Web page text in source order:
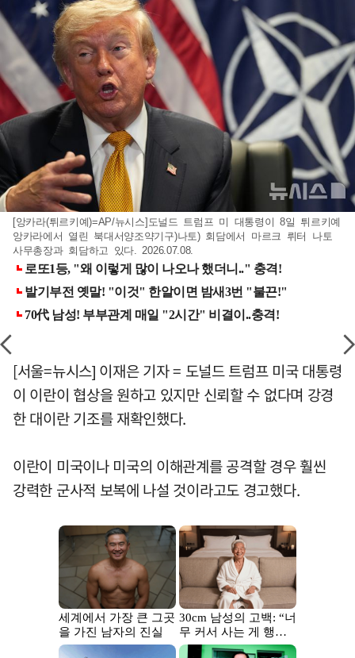
[앙카라(튀르키예)=AP/뉴시스]도널드 트럼프 미 대통령이 8일 튀르키예
앙카라에서 열린 북대서양조약기구)나토) 회담에서 마르크 뤼터 나토
사무총장과 회담하고 있다. 2026.07.08.
[서울=뉴시스] 이재은 기자 = 도널드 트럼프 미국 대통령
이 이란이 협상을 원하고 있지만 신뢰할 수 없다며 강경
한 대이란 기조를 재확인했다.
이란이 미국이나 미국의 이해관계를 공격할 경우 훨씬
강력한 군사적 보복에 나설 것이라고도 경고했다.